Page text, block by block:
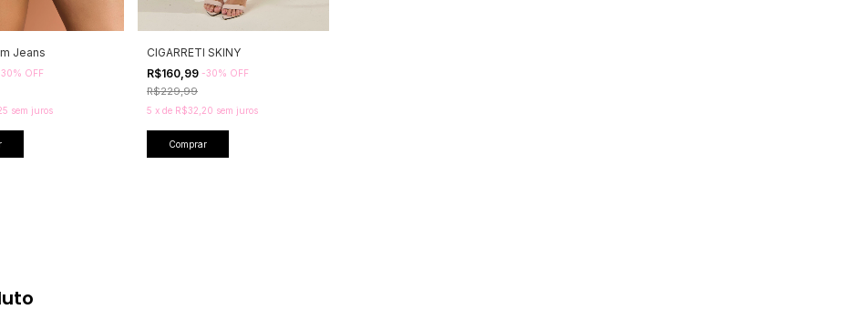
Jeans
30% OFF
sem juros
CIGARRETI SKINY
R$160,99 -30% OFF
R$229,99
5 x de R$32,20 sem juros
Comprar